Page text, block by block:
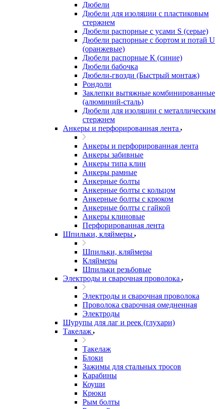
Дюбели
Дюбели для изоляции с пластиковым
стержнем
Дюбели распорные с усами S (серые)
Дюбели распорные c бортом и потай U
(оранжевые)
Дюбели распорные К (синие)
Дюбели бабочка
Дюбели-гвозди (Быстрый монтаж)
Рондоли
Заклепки вытяжные комбинированные
(алюминий-сталь)
Дюбели для изоляции с металлическим
стержнем
Анкеры и перфорированная лента
Анкеры и перфорированная лента
Анкеры забивные
Анкеры типа клин
Анкеры рамные
Анкерные болты
Анкерные болты с кольцом
Анкерные болты с крюком
Анкерные болты с гайкой
Анкеры клиновые
Перфорированная лента
Шпильки, кляймеры
Шпильки, кляймеры
Кляймеры
Шпильки резьбовые
Электроды и сварочная проволока
Электроды и сварочная проволока
Проволока сварочная омедненная
Электроды
Шурупы для лаг и реек (глухари)
Такелаж
Такелаж
Блоки
Зажимы для стальных тросов
Карабины
Коуши
Крюки
Рым болты